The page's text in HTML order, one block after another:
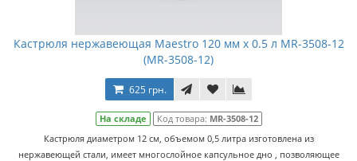
Кастрюля нержавеющая Maestro 120 мм х 0.5 л MR-3508-12
(MR-3508-12)
625 грн.
На складе Код товара: MR-3508-12
Кастрюля диаметром 12 см, объемом 0,5 литра изготовлена из
нержавеющей стали, имеет многослойное капсульное дно , позволяющее